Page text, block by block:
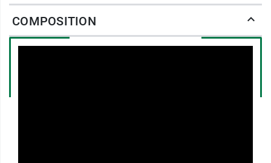
renforcer la barrière lipidique de la peau pour
une hydratation optimale
COMPOSITION